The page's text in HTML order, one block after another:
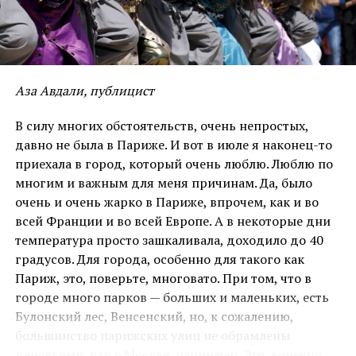
— Спасибо, что согласился встретиться со мной.
Я очень рада. Я кое-что о тебе уже знаю. Читала
твоё московское интервью. Надеюсь, сегодня у нас
сложиться беседа, которая позволит мне и читателям
и больше узнать тебя.
— И я рад нашей встрече. Позволь подарить тебе
мою последнюю книгу ‘’Ma maison de guerre”.
— Спасибо. По-русски это значит
‘’Мой дом
Почему ты так назвал
смысл несёт это название?
— Я не могу заткнуть себе уши, заклеить глаза и
той жизнью, которая проистекает в
стенах моей квартиры. Не понимаю тех, которые
искренне, а может и вовсе не искренне, считают,
Аза Авдали, публицист
В силу многих обстоятельств, очень непростых,
давно не была в Париже. И вот в июле я наконец-то
приехала в город, который очень люблю. Люблю по
многим и важным для меня причинам. Да, было
очень и очень жарко в Париже, впрочем, как и во
всей Франции и во всей Европе. А в некоторые дни
температура просто зашкаливала, доходило до 40
градусов. Для города, особенно для такого как
Париж, это, поверьте, многовато. При том, что в
городе много парков — больших и маленьких, есть
Булонский лес, Венсенский, но, к сожалению,